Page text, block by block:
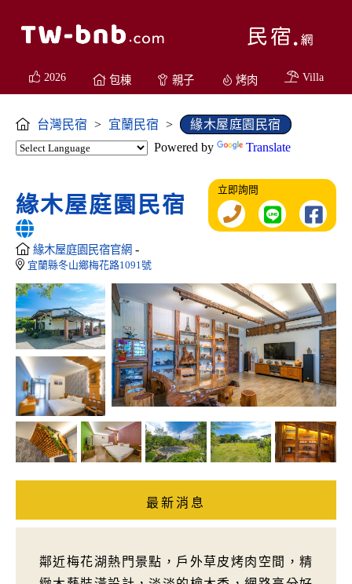
2026 包棟 親子 烤肉 Villa
台灣民宿 > 宜蘭民宿 >
緣木屋庭園民宿
Powered by
Translate
緣木屋庭園民宿
緣木屋庭園民宿官網 -
宜蘭縣冬山鄉梅花路1091號
立即詢問
最新消息
鄰近梅花湖熱門景點，戶外草皮烤肉空間，精